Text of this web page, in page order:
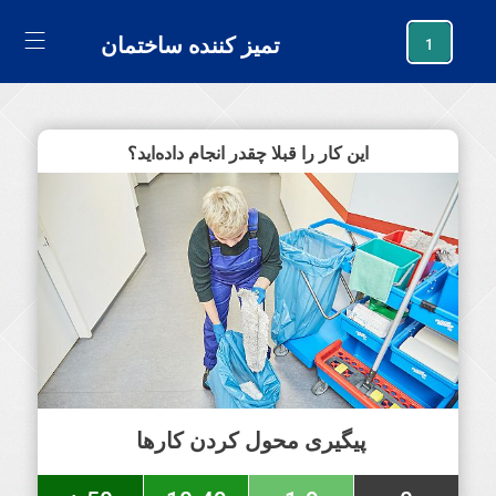
تمیز کننده ساختمان 1
این کار را قبلا چقدر انجام داده‌اید؟
پیگیری محول کردن کارها